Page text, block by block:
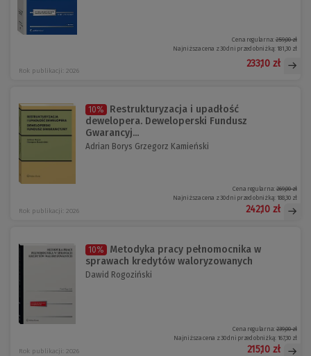
Rok publikacji: 2026
Cena regularna:259,00 zł
Najniższa cena z 30 dni przed obniżką: 181,30 zł
233,10 zł
10%
Restrukturyzacja i upadłość
dewelopera. Deweloperski Fundusz
Gwarancyj...
Adrian Borys Grzegorz Kamieński
Rok publikacji: 2026
Cena regularna:269,00 zł
Najniższa cena z 30 dni przed obniżką: 188,30 zł
242,10 zł
10%
Metodyka pracy pełnomocnika w
sprawach kredytów waloryzowanych
Dawid Rogoziński
Rok publikacji: 2026
Cena regularna:239,00 zł
Najniższa cena z 30 dni przed obniżką: 167,30 zł
215,10 zł